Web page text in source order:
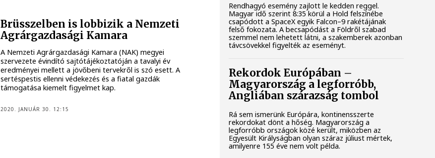
Brüsszelben is lobbizik a Nemzeti
Agrárgazdasági Kamara
A Nemzeti Agrárgazdasági Kamara (NAK) megyei
szervezete évindító sajtótájékoztatóján a tavalyi év
eredményei mellett a jövőbeni tervekről is szó esett. A
sertéspestis ellenni védekezés és a fiatal gazdák
támogatása kiemelt figyelmet kap.
2020. JANUÁR 30. 12:15
Rendhagyó esemény zajlott le kedden reggel.
Magyar idő szerint 8:35 körül a Hold felszínébe
csapódott a SpaceX egyik Falcon–9 rakétájának
felső fokozata. A becsapódást a Földről szabad
szemmel nem lehetett látni, a szakemberek azonban
távcsövekkel figyelték az eseményt.
Rekordok Európában –
Magyarország a legforróbb,
Angliában szárazság tombol
Rá sem ismerünk Európára, kontinensszerte
rekordokat dönt a hőség. Magyarország a
legforróbb országok közé került, miközben az
Egyesült Királyságban olyan száraz júliust mértek,
amilyenre 155 éve nem volt példa.